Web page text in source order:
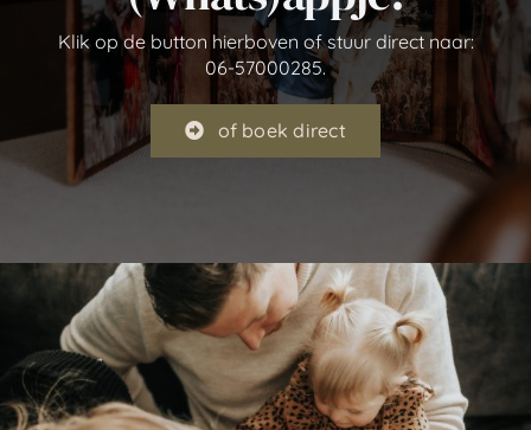
Klik op de button hierboven of stuur direct naar:
06-57000285.
of boek direct